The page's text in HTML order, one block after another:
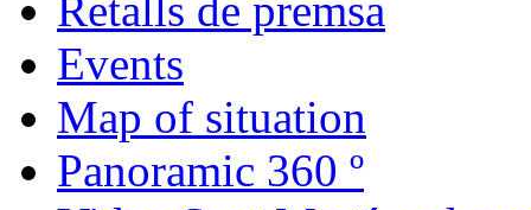
Events
Map of situation
Panoramic 360 º